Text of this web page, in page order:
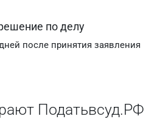
по делу
после принятия заявления
Податьвсуд.РФ